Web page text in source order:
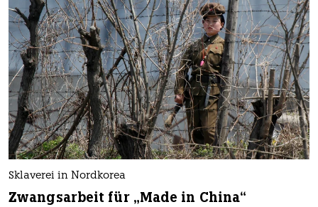
Sklaverei in Nordkorea
Zwangsarbeit für „Made in China“